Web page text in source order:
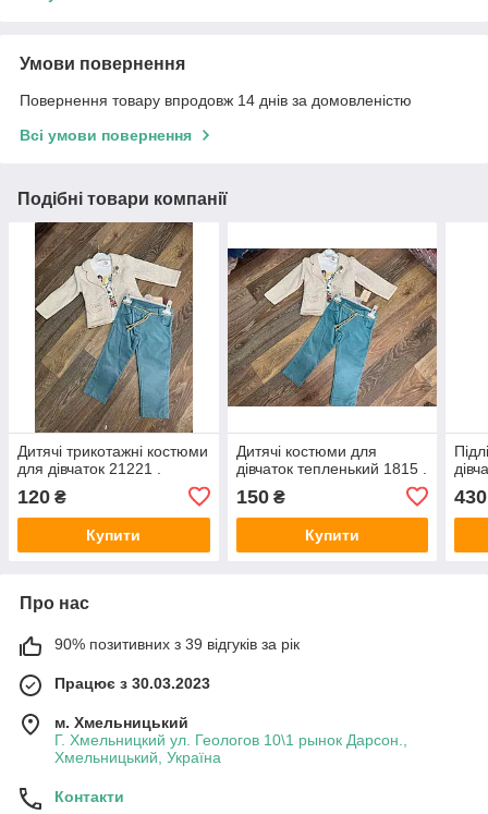
Умови повернення
Повернення товару впродовж 14 днів за домовленістю
Всі умови повернення
Подібні товари компанії
Дитячі трикотажні костюми
для дівчаток 21221 .
120 ₴
Купити
Дитячі костюми для
дівчаток тепленький 1815 .
150₴
Купити
430
Про нас
90% позитивних з 39 відгуків за рік
Працює з 30.03.2023
м. Хмельницький
Г. Хмельницкий ул. Геологов 10\1 рынок Дарсон.,
Хмельницький, Україна
Контакти